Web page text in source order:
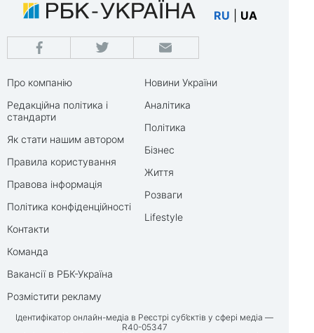
RU UA
Про компанію
Редакційна політика і
стандарти
Як стати нашим автором
Правила користування
Правова інформація
Політика конфіденційності
Контакти
Команда
Вакансії в РБК-Україна
Розмістити рекламу
Новини України
Аналітика
Політика
Бізнес
Життя
Розваги
Lifestyle
Ідентифікатор онлайн-медіа в Реєстрі суб’єктів у сфері медіа —
R40-05347